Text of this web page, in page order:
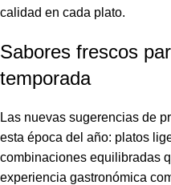
calidad en cada plato.
Sabores frescos
temporada
Las nuevas sugerencias de
esta época del año: platos
combinaciones equilibradas
experiencia gastronómica